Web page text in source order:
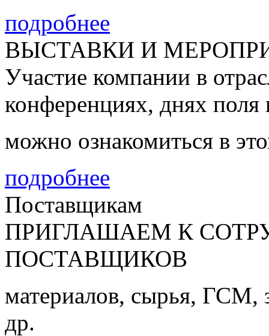
подробнее
ВЫСТАВКИ И
Участие компании в
конференциях, днях поля
можно ознакомиться в
подробнее
Поставщикам
ПРИГЛАШАЕМ К
ПОСТАВЩИКОВ
материалов, сырья, ГСМ,
др.